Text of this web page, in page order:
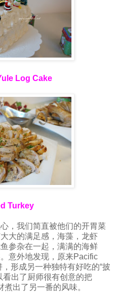
Log Cake
Turkey
，我们简直被他们的开胃菜
大的满足感，海藻，龙虾
参杂在一起，满满的海鲜
意外地发现，原来Pacific
形成另一种独特有好吃的“披
看出了厨师很有创意的把
出了另一番的风味。